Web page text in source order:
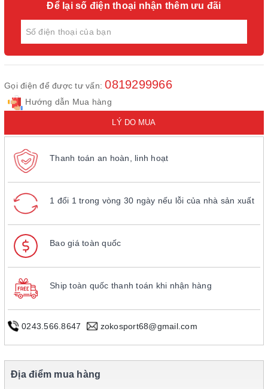
Để lại số điện thoại nhận thêm ưu đãi
Gọi điện để được tư vấn:0819299966
Hướng dẫn Mua hàng
LÝ DO MUA
Thanh toán an hoàn, linh hoạt
1 đổi 1 trong vòng 30 ngày nếu lỗi của nhà sản xuất
Bao giá toàn quốc
Ship toàn quốc thanh toán khi nhận hàng
0243.566.8647 zokosport68@gmail.com
Địa điểm mua hàng